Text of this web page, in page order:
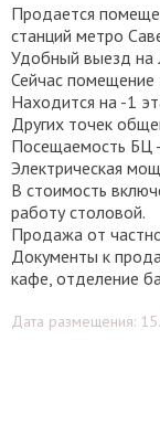
Продается
станций метро
Удобный выезд на
Сейчас помещение
Находится на -1
Других точек
Посещаемость БЦ
Электрическая
В стоимость
работу столовой.
Продажа от
Документы к
кафе, отделение
Дата размещения: